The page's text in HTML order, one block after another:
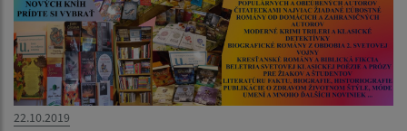
22.10.2019